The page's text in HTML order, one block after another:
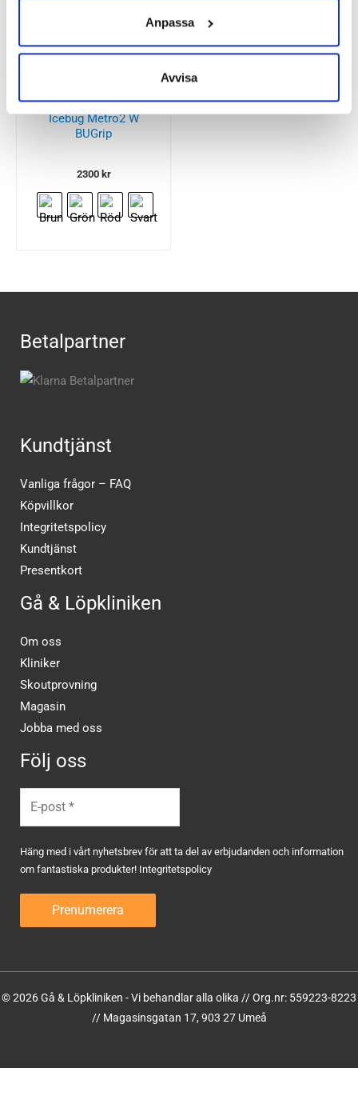
Anpassa
Avvisa
Besökta produkter
Icebug Metro2 W
BUGrip
2300 kr
Betalpartner
Kundtjänst
Vanliga frågor – FAQ
Köpvillkor
Integritetspolicy
Kundtjänst
Presentkort
Gå & Löpkliniken
Om oss
Kliniker
Skoutprovning
Magasin
Jobba med oss
Följ oss
Häng med i vårt nyhetsbrev för att ta del av erbjudanden och information
om fantastiska produkter! Integritetspolicy
© 2026 Gå & Löpkliniken - Vi behandlar alla olika // Org.nr: 559223-8223
// Magasinsgatan 17, 903 27 Umeå